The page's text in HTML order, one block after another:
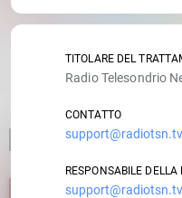
ARTICOLO
TITOLARE DEL
Radio Telesondrio
CONTATTO
support@radiotsn.tv
RESPONSABILE DELLA
support@radiotsn.tv